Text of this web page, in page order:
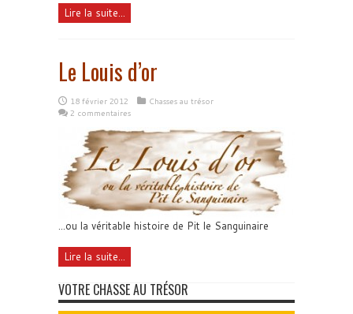
Lire la suite...
Le Louis d’or
18 février 2012
Chasses au trésor
2 commentaires
...ou la véritable histoire de Pit le Sanguinaire
Lire la suite...
VOTRE CHASSE AU TRÉSOR